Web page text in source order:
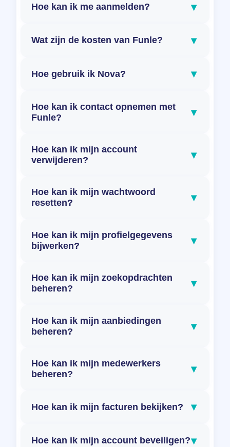
Hoe kan ik me aanmelden? ▾
Wat zijn de kosten van Funle? ▾
Hoe gebruik ik Nova? ▾
Hoe kan ik contact opnemen met
Funle?
▾
Hoe kan ik mijn account
verwijderen?
▾
Hoe kan ik mijn wachtwoord
resetten?
▾
Hoe kan ik mijn profielgegevens
bijwerken?
▾
Hoe kan ik mijn zoekopdrachten
beheren?
▾
Hoe kan ik mijn aanbiedingen
beheren?
▾
Hoe kan ik mijn medewerkers
beheren?
▾
Hoe kan ik mijn facturen bekijken? ▾
Hoe kan ik mijn account beveiligen?▾